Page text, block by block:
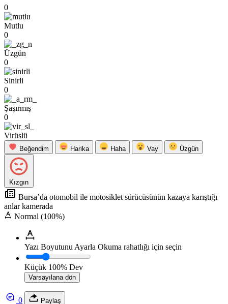
0
Mutlu
0
Üzgün
0
Sinirli
0
Şaşırmış
0
Virüslü
Beğendim Harika Haha Vay Üzgün
Kızgın
Bursa’da otomobil ile motosiklet sürücüsünün kazaya karıştığı
anlar kamerada
Normal (100%)
Yazı Boyutunu Ayarla Okuma rahatlığı için seçin
Küçük 100% Dev
Varsayılana dön
0 Paylaş